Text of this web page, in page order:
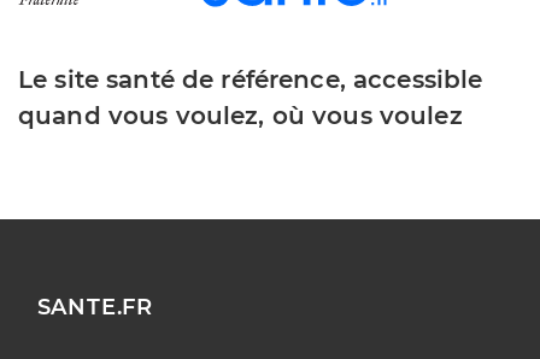
Le site santé de référence, accessible
quand vous voulez, où vous voulez
SANTE.FR